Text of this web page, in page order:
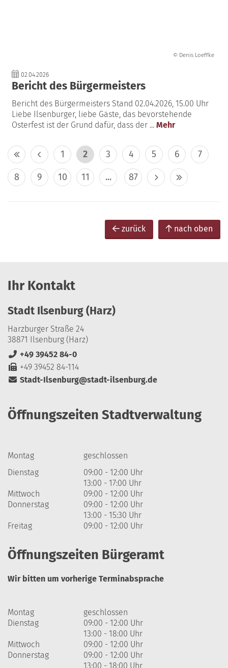
© Denis Loeffke
02.04.2026
Bericht des Bürgermeisters
Bericht des Bürgermeisters Stand 02.04.2026, 15.00 Uhr
Liebe Ilsenburger, liebe Gäste, das bevorstehende
Osterfest ist der Grund dafür, dass der ... Mehr
1 2 3 4 5 6 7
8 9 10 11 ... 87
zurück nach oben
Ihr Kontakt
Stadt Ilsenburg (Harz)
Harzburger Straße 24
38871 Ilsenburg (Harz)
+49 39452 84-0
+49 39452 84-114
Stadt-Ilsenburg@stadt-ilsenburg.de
Öffnungszeiten Stadtverwaltung
Montag
geschlossen
Dienstag
09:00 - 12:00 Uhr
13:00 - 17:00 Uhr
Mittwoch
09:00 - 12:00 Uhr
Donnerstag
09:00 - 12:00 Uhr
13:00 - 15:30 Uhr
Freitag
09:00 - 12:00 Uhr
Öffnungszeiten Bürgeramt
Wir bitten um vorherige Terminabsprache
Montag
geschlossen
Dienstag
09:00 - 12:00 Uhr
13:00 - 18:00 Uhr
Mittwoch
09:00 - 12:00 Uhr
Donnerstag
09:00 - 12:00 Uhr
13:00 - 18:00 Uhr